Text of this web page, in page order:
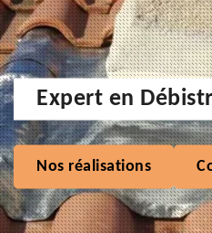
Expert en
Nos réalisations